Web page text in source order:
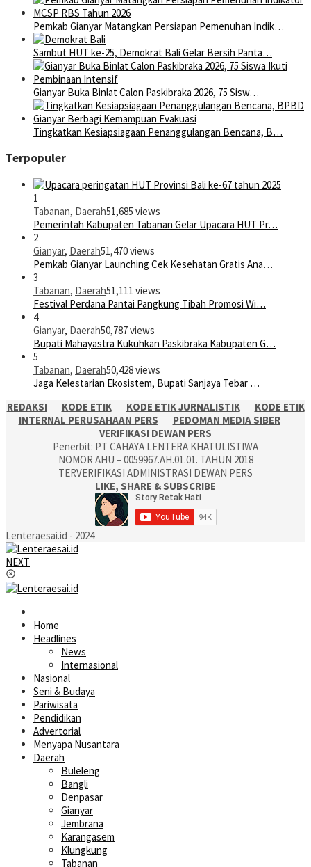
Pemkab Gianyar Matangkan Persiapan Pemenuhan Indik…
Sambut HUT ke-25, Demokrat Bali Gelar Bersih Panta…
Gianyar Buka Binlat Calon Paskibraka 2026, 75 Sisw…
Tingkatkan Kesiapsiagaan Penanggulangan Bencana, B…
Terpopuler
1
Tabanan, Daerah51,685 views
Pemerintah Kabupaten Tabanan Gelar Upacara HUT Pr…
2
Gianyar, Daerah51,470 views
Pemkab Gianyar Launching Cek Kesehatan Gratis Ana…
3
Tabanan, Daerah51,111 views
Festival Perdana Pantai Pangkung Tibah Promosi Wi…
4
Gianyar, Daerah50,787 views
Bupati Mahayastra Kukuhkan Paskibraka Kabupaten G…
5
Tabanan, Daerah50,428 views
Jaga Kelestarian Ekosistem, Bupati Sanjaya Tebar …
REDAKSI
KODE ETIK KODE ETIK JURNALISTIK
KODE ETIK
INTERNAL PERUSAHAAN PERS
PEDOMAN MEDIA SIBER
VERIFIKASI DEWAN PERS
Penerbit: PT CAHAYA LENTERA KHATULISTIWA
NOMOR AHU – 0059967.AH.01.01. TAHUN 2018
TERVERIFIKASI ADMINISTRASI DEWAN PERS
LIKE, SHARE & SUBSCRIBE
Lenteraesai.id - 2024
NEXT
Home
Headlines
News
Internasional
Nasional
Seni & Budaya
Pariwisata
Pendidikan
Advertorial
Menyapa Nusantara
Daerah
Buleleng
Bangli
Denpasar
Gianyar
Jembrana
Karangasem
Klungkung
Tabanan